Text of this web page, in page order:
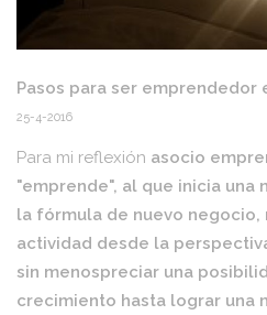
Pasos para ser emprendedor
25-4-2016
Para mi reflexión asocio
"emprende", al que inicia una
la fórmula de nuevo negocio,
actividad desde la
sin menospreciar una
crecimiento hasta lograr una